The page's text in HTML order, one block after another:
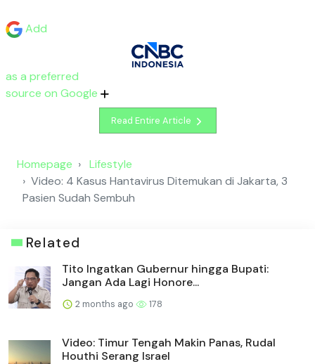
Add
as a preferred
source on Google
Read Entire Article
Homepage
Lifestyle
Video: 4 Kasus Hantavirus Ditemukan di Jakarta, 3
Pasien Sudah Sembuh
Related
Tito Ingatkan Gubernur hingga Bupati:
Jangan Ada Lagi Honore...
2 months ago 178
Video: Timur Tengah Makin Panas, Rudal
Houthi Serang Israel